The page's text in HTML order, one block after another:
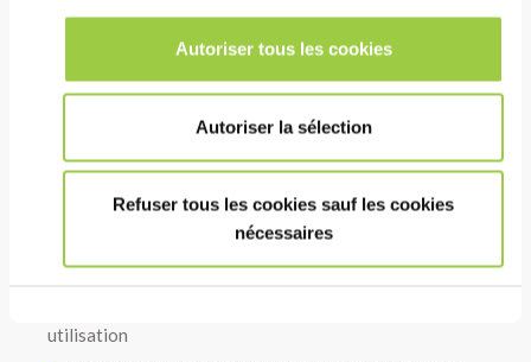
Autoriser tous les cookies
Autoriser la sélection
Refuser tous les cookies sauf les cookies
nécessaires
Tension de surface très faible
Haute isolation électrique
La faible viscosité cinétique et le faible point de
congélation limitent la charge sur les pompes
COÛT
utilisation